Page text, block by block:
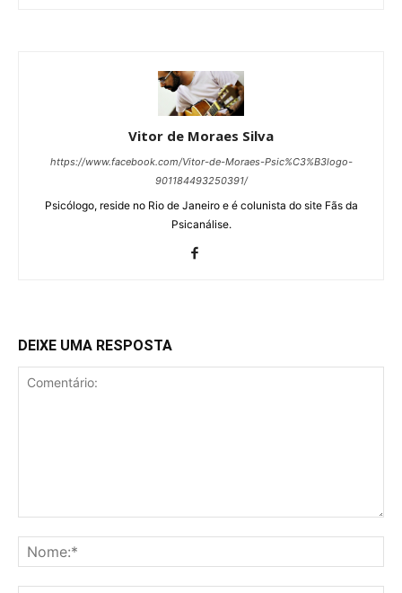
Vitor de Moraes Silva
https://www.facebook.com/Vitor-de-Moraes-Psic%C3%B3logo-
901184493250391/
Psicólogo, reside no Rio de Janeiro e é colunista do site Fãs da
Psicanálise.
DEIXE UMA RESPOSTA